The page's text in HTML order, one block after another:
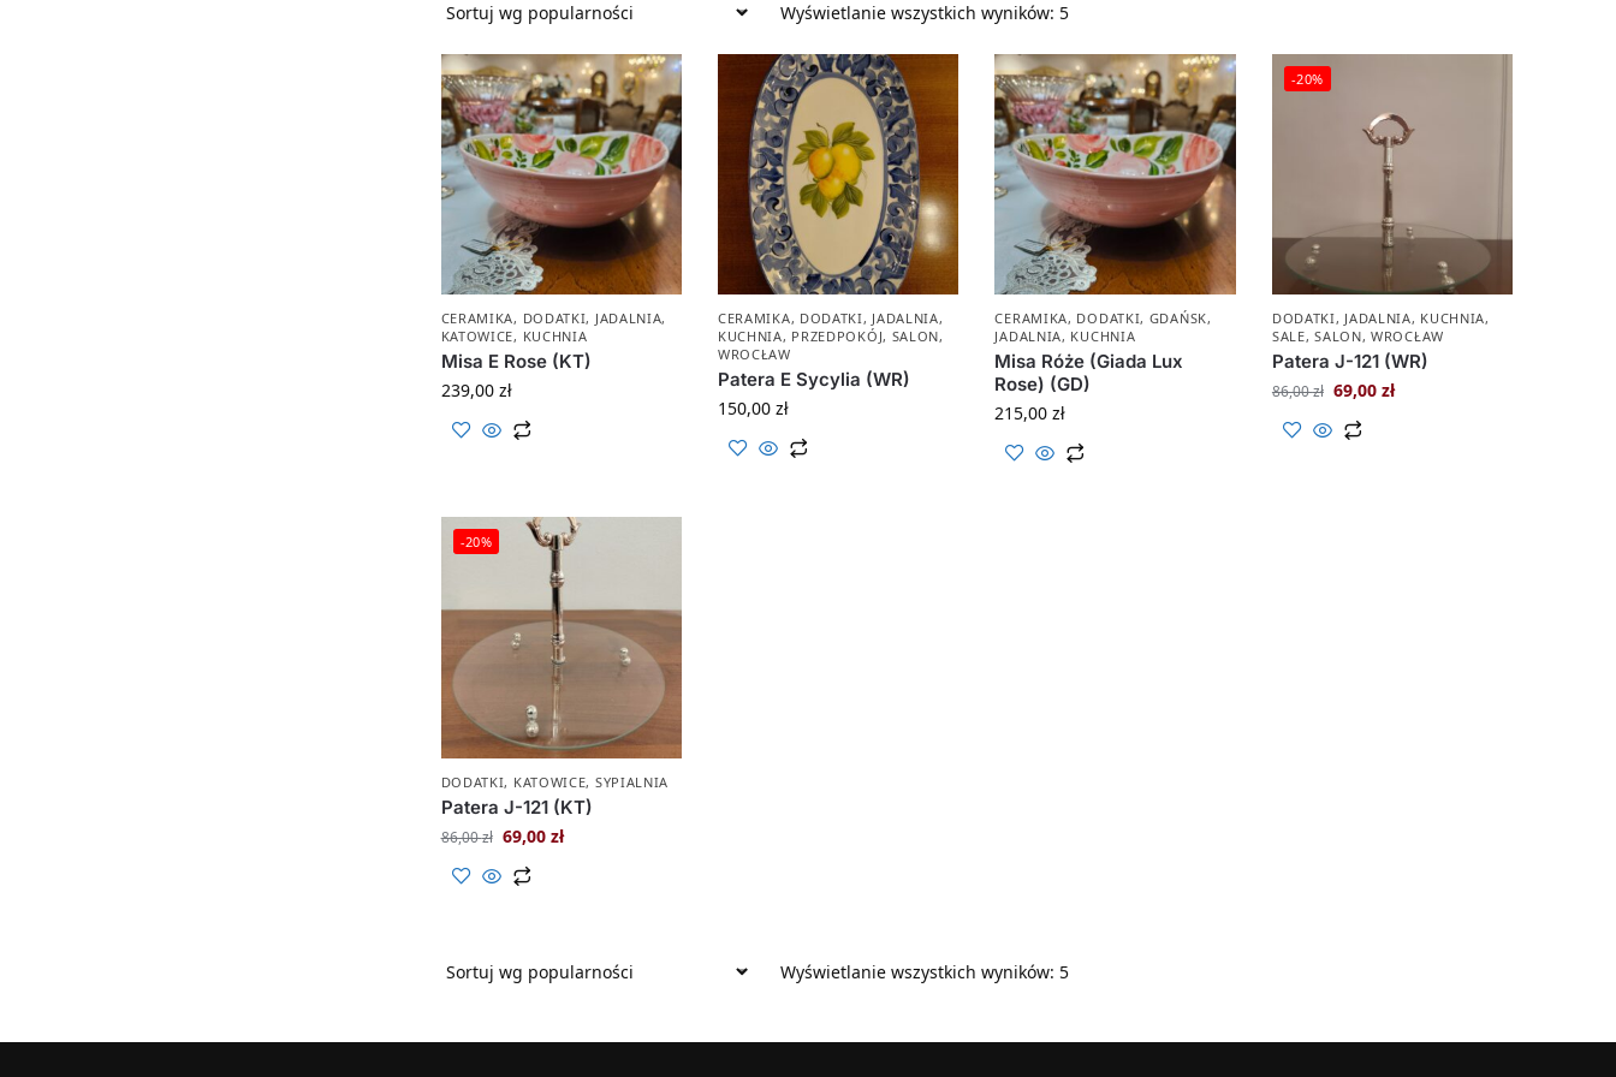
Wyświetlanie wszystkich wyników: 5
CERAMIKA, DODATKI, JADALNIA,
KATOWICE, KUCHNIA
Misa E Rose (KT)
239,00 zł
CERAMIKA, DODATKI, JADALNIA,
KUCHNIA, PRZEDPOKÓJ, SALON,
WROCŁAW
Patera E Sycylia (WR)
150,00 zł
CERAMIKA, DODATKI, GDAŃSK,
JADALNIA, KUCHNIA
Misa Róże (Giada Lux
Rose) (GD)
215,00zł
-20%
DODATKI, JADALNIA, KUCHNIA,
SALE,SALON,WROCŁAW
Patera J-121 (WR)
86,00zł 69,00 zł
-20%
DODATKI, KATOWICE, SYPIALNIA
Patera J-121 (KT)
86,00zł 69,00 zł
Wyświetlanie wszystkich wyników: 5